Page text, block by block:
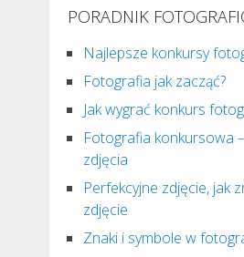
PORADNIK
Najlepsze konkursy
Fotografia jak zacząć?
Jak wygrać konkurs
Fotografia konkursowa
zdjęcia
Perfekcyjne zdjęcie, jak
zdjęcie
Znaki i symbole w